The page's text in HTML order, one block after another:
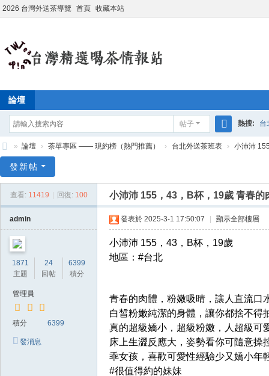
2026 台灣外送茶導覽 首頁 收藏本站
論壇
帖子 熱搜: 台
學生妹兼
灣
» 論壇 › 茶單專區 —— 現約榜（熱門推薦） › 台北外送茶班表 › 小沛沛
發新帖
查看: 11419 回復: 100 小沛沛 155，43，B杯，19歲 青春
admin
1871
主題
24
回帖
6399
積分
管理員
積分 6399
發消息
發表於 2025-3-1 17:50:07 顯示全部樓層
小沛沛 155，43，B杯，19歲
地區：#台北
青春的肉體，粉嫩吸晴，讓人直流口
白皙粉嫩純潔的身體，讓你都捨不得
真的超級嬌小，超級粉嫩，人超級可
床上生澀反應大，姿勢看你可隨意操
乖女孩，喜歡可愛性經驗少又嬌小年
#很值得約的妹妹